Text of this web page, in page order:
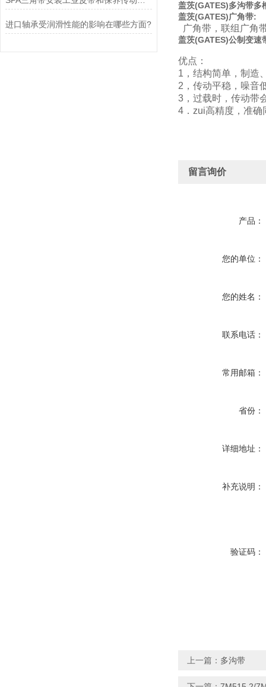
进口轴承受润滑性能的影响在哪些方面?
盖茨(GATES)多沟带多
盖茨(GATES)广角带:
广角带，联组广角
盖茨(GATES)公制变速
优点：
1，结构简单，制造
2，传动平稳，噪音
3，过载时，传动带
4．zui高精度，准确
留言询价
产品：
您的单位：
您的姓名：
联系电话：
常用邮箱：
省份：
详细地址：
补充说明：
验证码：
上一篇： 多沟带